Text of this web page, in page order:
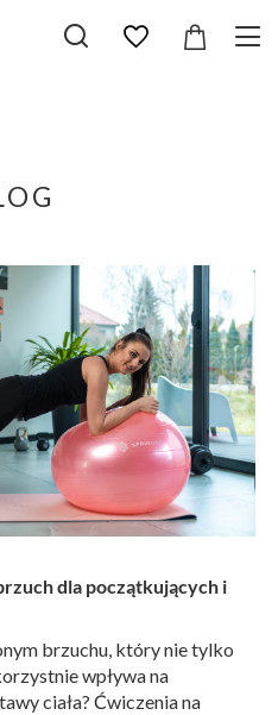
dla początkujących i
brzuchu, który nie tylko
wpływa na
ciała? Ćwiczenia na